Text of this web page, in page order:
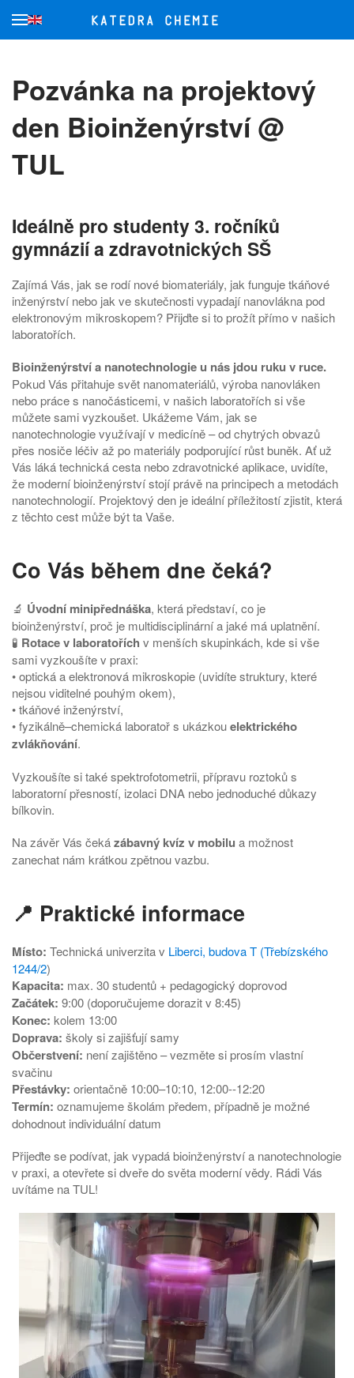
Skip to main content
Pozvánka na projektový
den Bioinženýrství @
TUL
Ideálně pro studenty 3. ročníků
gymnázií a zdravotnických SŠ
Zajímá Vás, jak se rodí nové biomateriály, jak funguje tkáňové
inženýrství nebo jak ve skutečnosti vypadají nanovlákna pod
elektronovým mikroskopem? Přijďte si to prožít přímo v našich
laboratořích.
Bioinženýrství a nanotechnologie u nás jdou ruku v ruce.
Pokud Vás přitahuje svět nanomateriálů, výroba nanovláken
nebo práce s nanočásticemi, v našich laboratořích si vše
můžete sami vyzkoušet. Ukážeme Vám, jak se
nanotechnologie využívají v medicíně – od chytrých obvazů
přes nosiče léčiv až po materiály podporující růst buněk. Ať už
Vás láká technická cesta nebo zdravotnické aplikace, uvidíte,
že moderní bioinženýrství stojí právě na principech a metodách
nanotechnologií. Projektový den je ideální příležitostí zjistit, která
z těchto cest může být ta Vaše.
Co Vás během dne čeká?
🔬 Úvodní minipřednáška, která představí, co je
bioinženýrství, proč je multidisciplinární a jaké má uplatnění.
🧪 Rotace v laboratořích v menších skupinkách, kde si vše
sami vyzkoušíte v praxi:
• optická a elektronová mikroskopie (uvidíte struktury, které
nejsou viditelné pouhým okem),
• tkáňové inženýrství,
• fyzikálně–chemická laboratoř s ukázkouelektrického
zvlákňování.
Vyzkoušíte si také spektrofotometrii, přípravu roztoků s
laboratorní přesností, izolaci DNA nebo jednoduché důkazy
bílkovin.
Na závěr Vás čekázábavný kvíz v mobilu a možnost
zanechat nám krátkou zpětnou vazbu.
📍 Praktické informace
Místo: Technická univerzita v Liberci, budova T (Třebízského
1244/2)
Kapacita: max. 30 studentů + pedagogický doprovod
Začátek: 9:00 (doporučujeme dorazit v 8:45)
Konec: kolem 13:00
Doprava: školy si zajišťují samy
Občerstvení: není zajištěno – vezměte si prosím vlastní
svačinu
Přestávky: orientačně 10:00–10:10, 12:00--12:20
Termín: oznamujeme školám předem, případně je možné
dohodnout individuální datum
Přijeďte se podívat, jak vypadá bioinženýrství a nanotechnologie
v praxi, a otevřete si dveře do světa moderní vědy. Rádi Vás
uvítáme na TUL!